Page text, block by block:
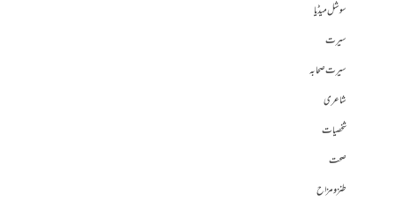
سوشل میڈیا
سیرت
سیرت صحابہ
شاعری
شخصیات
صحت
طنز و مزاح